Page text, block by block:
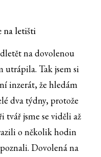
na letišti
na dovolenou
utrápila. Tak jsem si
inzerát, že hledám
dva týdny, protože
tvář jsme se viděli až
o několik hodin
Dovolená na